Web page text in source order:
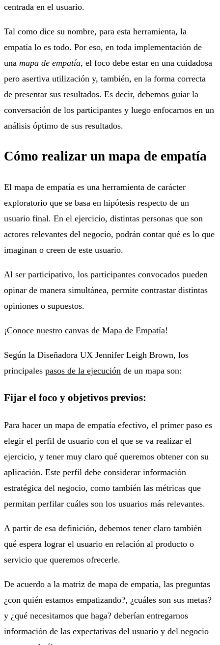
centrada en el usuario.
Tal como dice su nombre, para esta herramienta, la
empatía lo es todo. Por eso, en toda implementación de
una mapa de empatía, el foco debe estar en una cuidadosa
pero asertiva utilización y, también, en la forma correcta
de presentar sus resultados. Es decir, debemos guiar la
conversación de los participantes y luego enfocarnos en un
análisis óptimo de sus resultados.
Cómo realizar un mapa de empatía
El mapa de empatía es una herramienta de carácter
exploratorio que se basa en hipótesis respecto de un
usuario final. En el ejercicio, distintas personas que son
actores relevantes del negocio, podrán contar qué es lo que
imaginan o creen de este usuario.
Al ser participativo, los participantes convocados pueden
opinar de manera simultánea, permite contrastar distintas
opiniones o supuestos.
¡Conoce nuestro canvas de Mapa de Empatía!
Según la Diseñadora UX Jennifer Leigh Brown, los
principales pasos de la ejecución de un mapa son:
Fijar el foco y objetivos previos:
Para hacer un mapa de empatía efectivo, el primer paso es
elegir el perfil de usuario con el que se va realizar el
ejercicio, y tener muy claro qué queremos obtener con su
aplicación. Este perfil debe considerar información
estratégica del negocio, como también las métricas que
permitan perfilar cuáles son los usuarios más relevantes.
A partir de esa definición, debemos tener claro también
qué espera lograr el usuario en relación al producto o
servicio que queremos ofrecerle.
De acuerdo a la matriz de mapa de empatía, las preguntas
¿con quién estamos empatizando?, ¿cuáles son sus metas?
y ¿qué necesitamos que haga? deberían entregarnos
información de las expectativas del usuario y del negocio